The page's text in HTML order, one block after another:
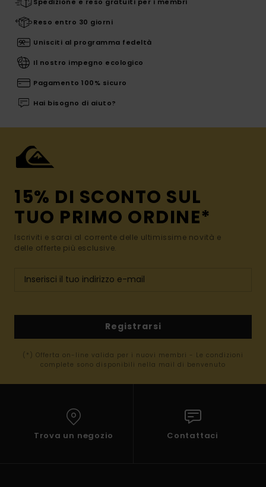
Reso entro 30 giorni
Unisciti al programma fedeltà
Il nostro impegno ecologico
Pagamento 100% sicuro
Hai bisogno di aiuto?
15% DI SCONTO SUL
TUO PRIMO ORDINE*
Iscriviti e sarai al corrente delle ultimissime novità e
delle offerte più esclusive.
Registrarsi
(*) Offerta on-line valida per i nuovi membri - Le condizioni
complete sono disponibili nella mail di benvenuto
Trova un negozio Contattaci